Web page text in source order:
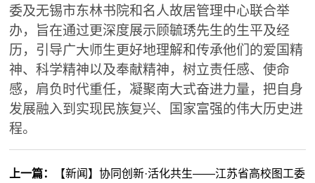
委及无锡市东林书院和名人故居管理中心联合举
办，旨在通过更深度展示顾毓琇先生的生平及经
历，引导广大师生更好地理解和传承他们的爱国精
神、科学精神以及奉献精神，树立责任感、使命
感，肩负时代重任，凝聚南大式奋进力量，把自身
发展融入到实现民族复兴、国家富强的伟大历史进
程。
上一篇： 【新闻】协同创新·活化共生——江苏省高校图工委